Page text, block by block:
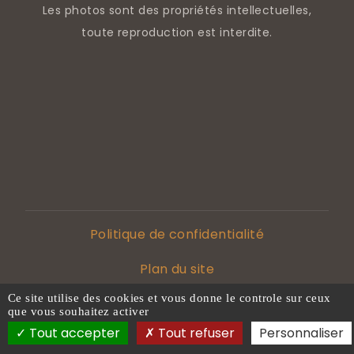
Les photos sont des propriétés intellectuelles,
toute reproduction est interdite.
Politique de confidentialité
Plan du site
Mentions légales
Ce site utilise des cookies et vous donne le controle sur ceux
que vous souhaitez activer
Tout accepter Tout refuser Personnaliser